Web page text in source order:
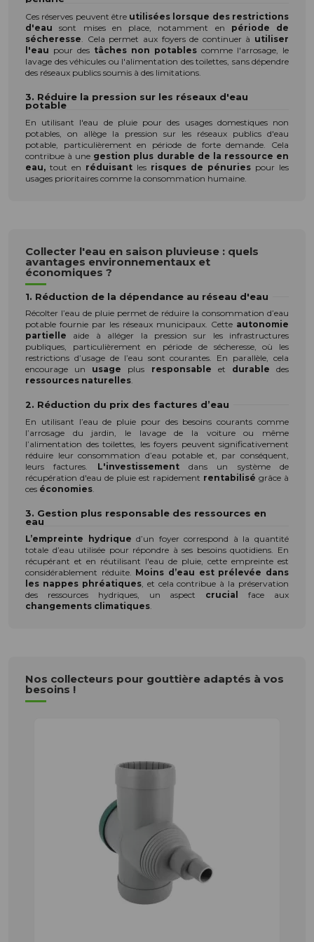
Ces réserves peuvent être utilisées lorsque des restrictions
d'eau sont mises en place, notamment en période de
sécheresse . Cela permet aux foyers de continuer à utiliser
l'eau pour des tâches non potables comme l'arrosage, le
lavage des véhicules ou l'alimentation des toilettes, sans dépendre
des réseaux publics soumis à des limitations.
3. Réduire la pression sur les réseaux d'eau
potable
En utilisant l'eau de pluie pour des usages domestiques non
potables, on allège la pression sur les réseaux publics d'eau
potable, particulièrement en période de forte demande. Cela
contribue à une gestion plus durable de la ressource en
eau, tout en réduisant les risques de pénuries pour les
usages prioritaires comme la consommation humaine.
Collecter l'eau en saison pluvieuse : quels
avantages environnementaux et
économiques ?
1. Réduction de la dépendance au réseau d'eau
Récolter l’eau de pluie permet de réduire la consommation d’eau
potable fournie par les réseaux municipaux. Cette autonomie
partielle aide à alléger la pression sur les infrastructures
publiques, particulièrement en période de sécheresse, où les
restrictions d’usage de l’eau sont courantes. En parallèle, cela
encourage un usage plus responsable et durable des
ressources naturelles.
2. Réduction du prix des factures d’eau
En utilisant l’eau de pluie pour des besoins courants comme
l’arrosage du jardin, le lavage de la voiture ou même
l’alimentation des toilettes, les foyers peuvent significativement
réduire leur consommation d’eau potable et, par conséquent,
leurs factures. L'investissementdans un système de
récupération d'eau de pluie est rapidement rentabilisé grâce à
ces économies
3. Gestion plus responsable des ressources en
eau
L’empreinte hydrique d’un foyer correspond à la quantité
totale d’eau utilisée pour répondre à ses besoins quotidiens. En
récupérant et en réutilisant l'eau de pluie, cette empreinte est
considérablement réduite. Moins d’eau est prélevée dans
les nappes phréatiques, et cela contribue à la préservation
des ressources hydriques, un aspect crucial
face aux
changements climatiques.
Nos collecteurs pour gouttière adaptés à vos
besoins !